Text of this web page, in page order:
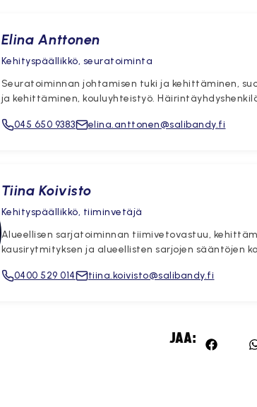
Elina Anttonen
Kehityspäällikkö, seuratoiminta
Seuratoiminnan johtamisen tuki ja kehittäminen,
ja kehittäminen, kouluyhteistyö.
045 650 9383 elina.anttonen@salibandy.fi
Tiina Koivisto
Kehityspäällikkö, tiiminvetäjä
Alueellisen sarjatoiminnan tiimivetovastuu,
kausirytmityksen ja alueellisten sarjojen sääntöjen
0400 529 014 tiina.koivisto@salibandy.fi
JAA: